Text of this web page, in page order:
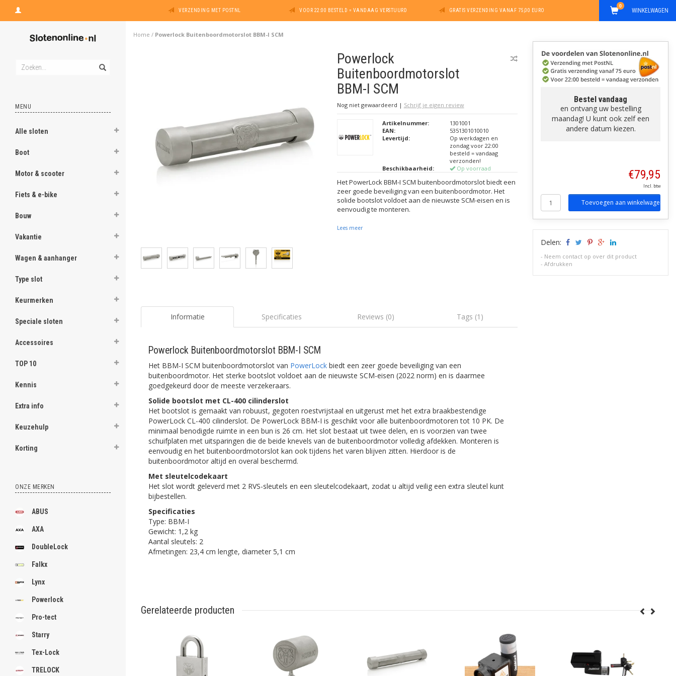
VERZENDING MET POSTNL VOOR 22:00 BESTELD = VANDAAG VERSTUURD GRATIS VERZENDING VANAF 75,00 EURO WINKELWAGEN
0
MENU
Alle sloten
Boot
Motor & scooter
Fiets & e-bike
Bouw
Vakantie
Wagen & aanhanger
Type slot
Keurmerken
Speciale sloten
Accessoires
TOP 10
Kennis
Extra info
Keuzehulp
Korting
ONZE MERKEN
ABUS
AXA
DoubleLock
Falkx
Lynx
Powerlock
Pro-tect
Starry
Tex-Lock
TRELOCK
Home / Powerlock Buitenboordmotorslot BBM-I SCM
Powerlock
Buitenboordmotorslot
BBM-I SCM
Nog niet gewaardeerd | Schrijf je eigen review
Artikelnummer:
1301001
EAN:
5351301010010
Levertijd:
Op werkdagen en
zondag voor 22:00
besteld = vandaag
verzonden!
Beschikbaarheid:
Op voorraad
Het PowerLock BBM-I SCM buitenboordmotorslot biedt een
zeer goede beveiliging van een buitenboordmotor. Het
solide bootslot voldoet aan de nieuwste SCM-eisen en is
eenvoudig te monteren.
Lees meer
Informatie Specificaties Reviews (0) Tags (1)
Powerlock Buitenboordmotorslot BBM-I SCM
Het BBM-I SCM buitenboordmotorslot van PowerLock biedt een zeer goede beveiliging van een
buitenboordmotor. Het sterke bootslot voldoet aan de nieuwste SCM-eisen (2022 norm) en is daarmee
goedgekeurd door de meeste verzekeraars.
Solide bootslot met CL-400 cilinderslot
Het bootslot is gemaakt van robuust, gegoten roestvrijstaal en uitgerust met het extra braakbestendige
PowerLock CL-400 cilinderslot. De PowerLock BBM-I is geschikt voor alle buitenboordmotoren tot 10 PK. De
minimaal benodigde ruimte in een bun is 26 cm. Het slot bestaat uit twee delen, en is voorzien van twee
schuifplaten met uitsparingen die de beide knevels van de buitenboordmotor volledig afdekken. Monteren is
eenvoudig en het buitenboordmotorslot kan ook tijdens het varen blijven zitten. Hierdoor is de
buitenboordmotor altijd en overal beschermd.
Met sleutelcodekaart
Het slot wordt geleverd met 2 RVS-sleutels en een sleutelcodekaart, zodat u altijd veilig een extra sleutel kunt
bijbestellen.
Specificaties
Type: BBM-I
Gewicht: 1,2 kg
Aantal sleutels: 2
Afmetingen: 23,4 cm lengte, diameter 5,1 cm
Bestel vandaag
en ontvang uw bestelling
maandag! U kunt ook zelf een
andere datum kiezen.
€79,95
Incl. btw
Toevoegen aan winkelwagen
Delen:
- Neem contact op over dit product
-Afdrukken
Gerelateerde producten